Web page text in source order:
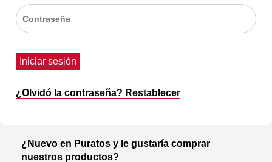
Iniciar sesión
¿Olvidó la contraseña? Restablecer
¿Nuevo en Puratos y le gustaría comprar
nuestros productos?